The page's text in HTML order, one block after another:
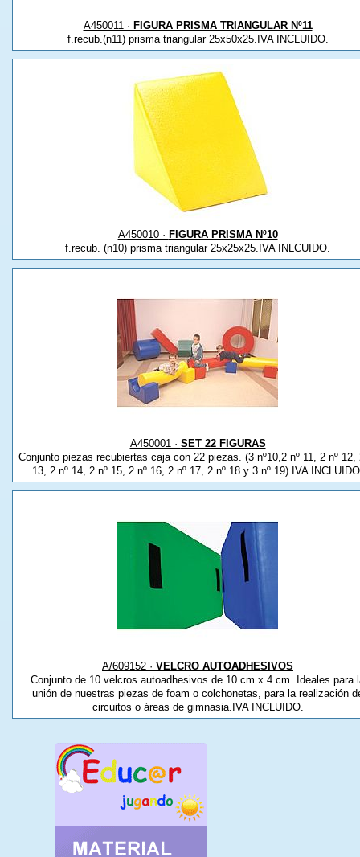
A450011 · FIGURA PRISMA TRIANGULAR Nº11
f.recub.(n11) prisma triangular 25x50x25.IVA INCLUIDO.
A450010 · FIGURA PRISMA Nº10
f.recub. (n10) prisma triangular 25x25x25.IVA INLCUIDO.
A450001 · SET 22 FIGURAS
Conjunto piezas recubiertas caja con 22 piezas. (3 nº10,2 nº 11, 2 nº 12,
13, 2 nº 14, 2 nº 15, 2 nº 16, 2 nº 17, 2 nº 18 y 3 nº 19).IVA
A/609152 · VELCRO AUTOADHESIVOS
Conjunto de 10 velcros autoadhesivos de 10 cm x 4 cm. Ideales para
unión de nuestras piezas de foam o colchonetas, para la realización
circuitos o áreas de gimnasia.IVA INCLUIDO.